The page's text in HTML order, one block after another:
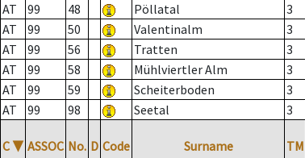
AT
99 48 Pöllatal 3
AT
99 50 Valentinalm 3
AT
99 56 Tratten 3
AT
99 58 Mühlviertler Alm 3
AT
99 59 Scheiterboden 3
AT
99 98 Seetal 3
C ▼ ASSOC No. D Code Surname TM